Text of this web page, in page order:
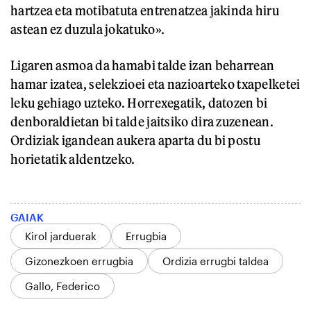
hartzea eta motibatuta entrenatzea jakinda hiru
astean ez duzula jokatuko».
Ligaren asmoa da hamabi talde izan beharrean
hamar izatea, selekzioei eta nazioarteko txapelketei
leku gehiago uzteko. Horrexegatik, datozen bi
denboraldietan bi talde jaitsiko dira zuzenean.
Ordiziak igandean aukera aparta du bi postu
horietatik aldentzeko.
GAIAK
Kirol jarduerak
Errugbia
Gizonezkoen errugbia
Ordizia errugbi taldea
Gallo, Federico